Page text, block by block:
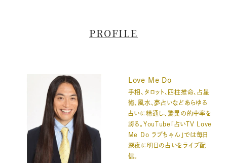
PROFILE
Love Me Do
手相、タロット、四柱推命、占星
術、風水、夢占いなどあらゆる
占いに精通し、驚異の的中率を
誇る。YouTube「占いTV Love
Me Do ラブちゃん」では毎日
深夜に明日の占いをライブ配
信。